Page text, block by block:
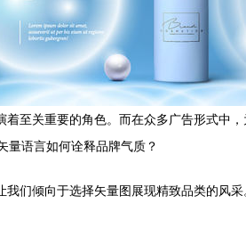
至关重要的角色。而在众多广告形式中
量语言如何诠释品牌气质？
们倾向于选择矢量图展现精致品类的风